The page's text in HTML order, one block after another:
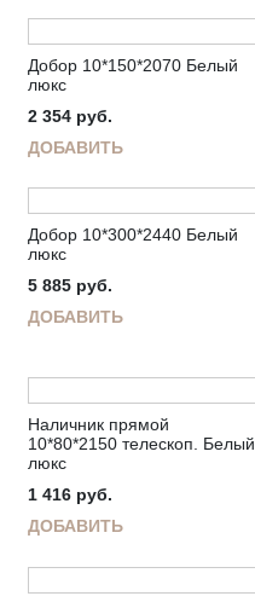
Добор 10*150*2070 Белый
люкс
2 354 руб.
ДОБАВИТЬ
Добор 10*300*2440 Белый
люкс
5 885 руб.
ДОБАВИТЬ
Наличник прямой
10*80*2150 телескоп. Белый
люкс
1 416 руб.
ДОБАВИТЬ